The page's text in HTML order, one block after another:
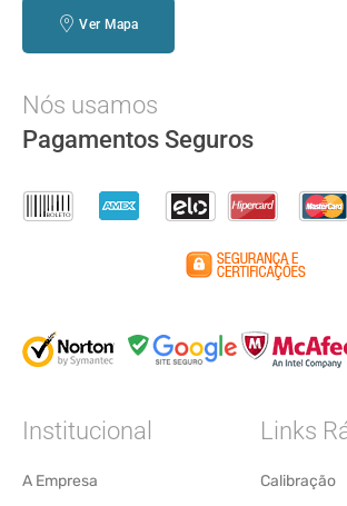
Ver Mapa
Nós usamos
Pagamentos Seguros
Institucional
A Empresa
Links
Calibração